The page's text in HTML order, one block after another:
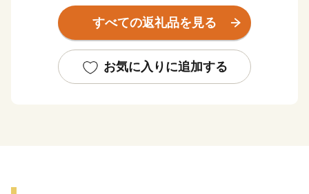
住宅地の「川東」と往時の面影を残す田園風景がのどか
な「川西」の今昔の風景が共存しています。
ともに新たな歩みを始めました。世界遺産「遠賀川水源
地ポンプ室」をはじめ、九州最大の中州である自然豊か
すべての返礼品を見る
お気に入りに追加する